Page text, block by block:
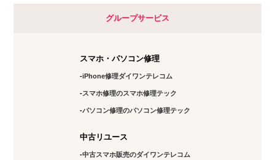
グループサービス
スマホ・パソコン修理
iPhone修理ダイワンテレコム
スマホ修理のスマホ修理テック
パソコン修理のパソコン修理テック
中古リユース
中古スマホ販売のダイワンテレコム